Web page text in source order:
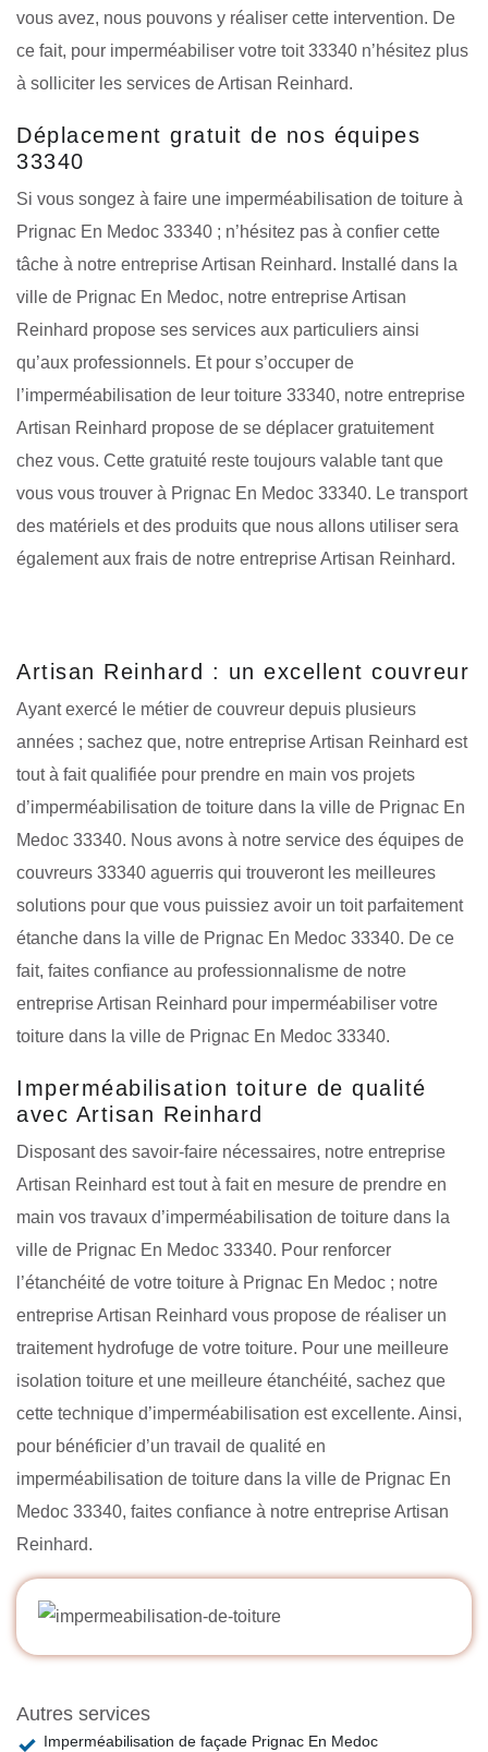
vous avez, nous pouvons y réaliser cette intervention. De
ce fait, pour imperméabiliser votre toit 33340 n’hésitez plus
à solliciter les services de Artisan Reinhard.
Déplacement gratuit de nos équipes
33340
Si vous songez à faire une imperméabilisation de toiture à
Prignac En Medoc 33340 ; n’hésitez pas à confier cette
tâche à notre entreprise Artisan Reinhard. Installé dans la
ville de Prignac En Medoc, notre entreprise Artisan
Reinhard propose ses services aux particuliers ainsi
qu’aux professionnels. Et pour s’occuper de
l’imperméabilisation de leur toiture 33340, notre entreprise
Artisan Reinhard propose de se déplacer gratuitement
chez vous. Cette gratuité reste toujours valable tant que
vous vous trouver à Prignac En Medoc 33340. Le transport
des matériels et des produits que nous allons utiliser sera
également aux frais de notre entreprise Artisan Reinhard.
Artisan Reinhard : un excellent couvreur
Ayant exercé le métier de couvreur depuis plusieurs
années ; sachez que, notre entreprise Artisan Reinhard est
tout à fait qualifiée pour prendre en main vos projets
d’imperméabilisation de toiture dans la ville de Prignac En
Medoc 33340. Nous avons à notre service des équipes de
couvreurs 33340 aguerris qui trouveront les meilleures
solutions pour que vous puissiez avoir un toit parfaitement
étanche dans la ville de Prignac En Medoc 33340. De ce
fait, faites confiance au professionnalisme de notre
entreprise Artisan Reinhard pour imperméabiliser votre
toiture dans la ville de Prignac En Medoc 33340.
Imperméabilisation toiture de qualité
avec Artisan Reinhard
Disposant des savoir-faire nécessaires, notre entreprise
Artisan Reinhard est tout à fait en mesure de prendre en
main vos travaux d’imperméabilisation de toiture dans la
ville de Prignac En Medoc 33340. Pour renforcer
l’étanchéité de votre toiture à Prignac En Medoc ; notre
entreprise Artisan Reinhard vous propose de réaliser un
traitement hydrofuge de votre toiture. Pour une meilleure
isolation toiture et une meilleure étanchéité, sachez que
cette technique d’imperméabilisation est excellente. Ainsi,
pour bénéficier d’un travail de qualité en
imperméabilisation de toiture dans la ville de Prignac En
Medoc 33340, faites confiance à notre entreprise Artisan
Reinhard.
Autres services
Imperméabilisation de façade Prignac En Medoc